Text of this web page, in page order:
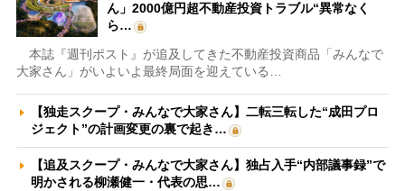
ん」2000億円超不動産投資トラブル“異常なく
ら…
本誌『週刊ポスト』が追及してきた不動産投資商品「みんなで
大家さん」がいよいよ最終局面を迎えている…
【独走スクープ・みんなで大家さん】二転三転した“成田プロ
ジェクト”の計画変更の裏で起き…
【追及スクープ・みんなで大家さん】独占入手“内部議事録”で
明かされる柳瀬健一・代表の思…